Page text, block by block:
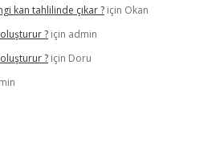
kan tahlilinde çıkar ? için Okan
? için admin
? için Doru